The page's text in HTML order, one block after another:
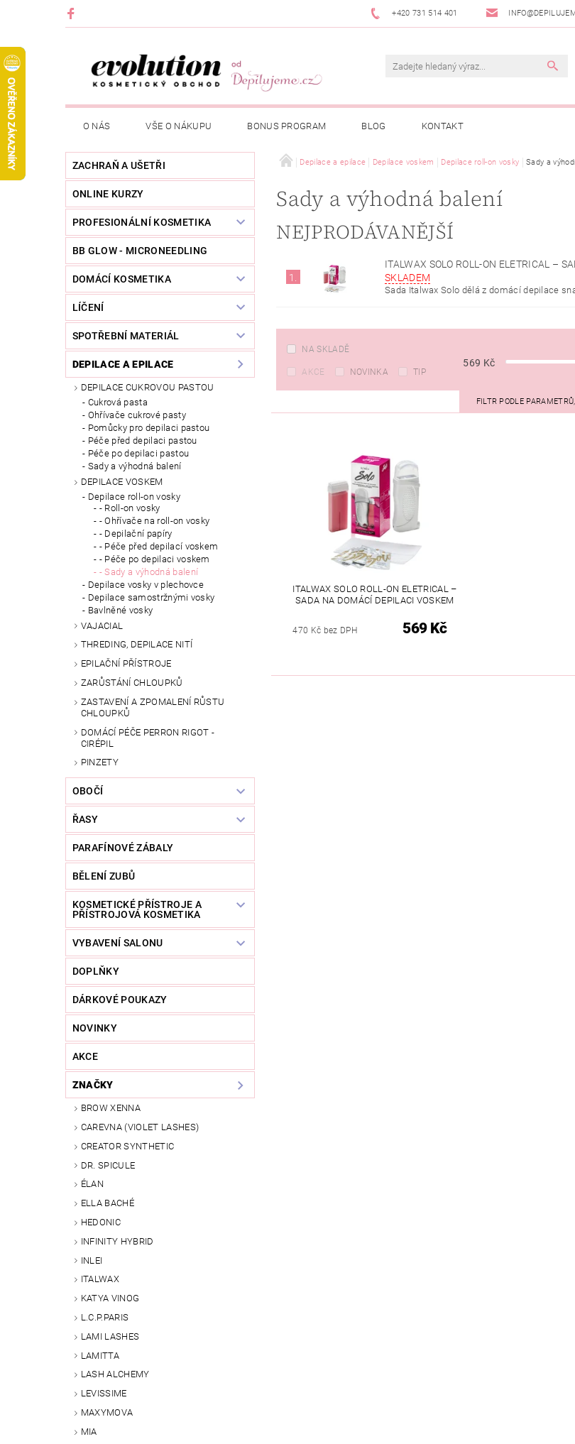
+420 731 514 401
O NÁS VŠE O NÁKUPU BONUS PROGRAM BLOG KONTAKT
ZACHRAŇ A UŠETŘI
ONLINE KURZY
PROFESIONÁLNÍ KOSMETIKA
BB GLOW - MICRONEEDLING
DOMÁCÍ KOSMETIKA
LÍČENÍ
SPOTŘEBNÍ MATERIÁL
DEPILACE A EPILACE
DEPILACE CUKROVOU PASTOU
Cukrová pasta
Ohřívače cukrové pasty
Pomůcky pro depilaci pastou
Péče před depilaci pastou
Péče po depilaci pastou
Sady a výhodná balení
DEPILACE VOSKEM
Depilace roll-on vosky
- Roll-on vosky
- Ohřívače na roll-on vosky
- Depilační papíry
- Péče před depilací voskem
- Péče po depilaci voskem
- Sady a výhodná balení
Depilace vosky v plechovce
Depilace samostržnými vosky
Bavlněné vosky
VAJACIAL
THREDING, DEPILACE NITÍ
EPILAČNÍ PŘÍSTROJE
ZARŮSTÁNÍ CHLOUPKŮ
ZASTAVENÍ A ZPOMALENÍ RŮSTU
CHLOUPKŮ
DOMÁCÍ PÉČE PERRON RIGOT -
CIRÉPIL
PINZETY
OBOČÍ
ŘASY
PARAFÍNOVÉ ZÁBALY
BĚLENÍ ZUBŮ
KOSMETICKÉ PŘÍSTROJE A
PŘÍSTROJOVÁ KOSMETIKA
VYBAVENÍ SALONU
DOPLŇKY
DÁRKOVÉ POUKAZY
NOVINKY
AKCE
ZNAČKY
BROW XENNA
CAREVNA (VIOLET LASHES)
CREATOR SYNTHETIC
DR. SPICULE
ÉLAN
ELLA BACHÉ
HEDONIC
INFINITY HYBRID
INLEI
ITALWAX
KATYA VINOG
L.C.P.PARIS
LAMI LASHES
LAMITTA
LASH ALCHEMY
LEVISSIME
MAXYMOVA
MIA
Depilace a epilace Depilace voskem Depilace roll-on vosky Sady a
Sady a výhodná balení
NEJPRODÁVANĚJŠÍ
1.
ITALWAX SOLO ROLL-ON ELETRICAL –
SKLADEM
Sada Italwax Solo dělá z domácí depilace
NA SKLADĚ
AKCE NOVINKA TIP
569 Kč
FILTR PODLE
ITALWAX SOLO ROLL-ON ELETRICAL –
SADA NA DOMÁCÍ DEPILACI VOSKEM
470 Kč bez DPH 569 Kč